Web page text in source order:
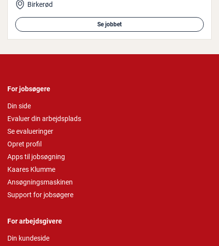
Birkerød
Se jobbet
For jobsøgere
Din side
Evaluer din arbejdsplads
Se evalueringer
Opret profil
Apps til jobsøgning
Kaares Klumme
Ansøgningsmaskinen
Support for jobsøgere
For arbejdsgivere
Din kundeside